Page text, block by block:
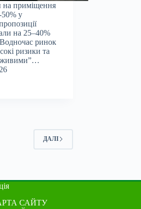
на приміщення
50% у
на 25–40%
ринок
ризики та
ДАЛІ
САЙТУ